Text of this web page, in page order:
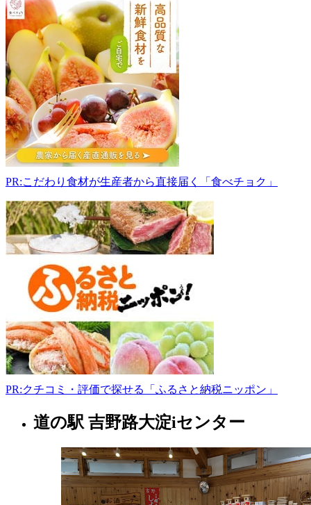
澤
養
鶏
株
式
会
社
639-
3105
奈
良
県
吉
野
郡
吉
野
町
千
股
1405
0746-
32-
5233
10:00-
PR:こだわり食材が生産者から直接届く「食べチョク」
PR:クチコミ・評価で探せる「ふるさと納税ニッポン」
奈
道の駅 吉野路大淀iセンター